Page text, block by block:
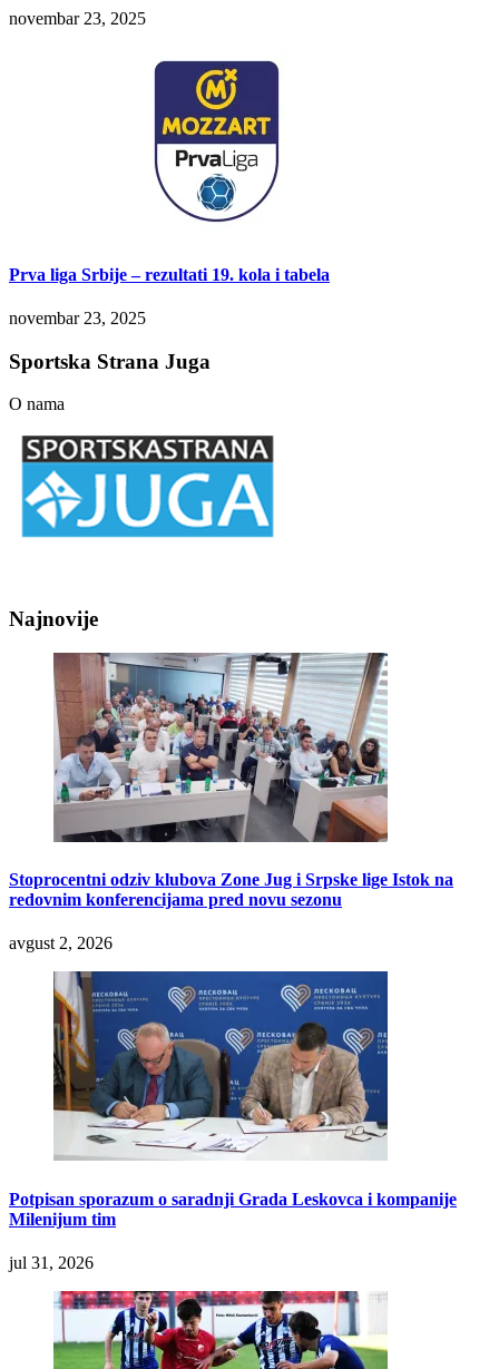
novembar 23, 2025
Prva liga Srbije – rezultati 19. kola i tabela
novembar 23, 2025
Sportska Strana Juga
O nama
Najnovije
Stoprocentni odziv klubova Zone Jug i Srpske lige Istok na
redovnim konferencijama pred novu sezonu
avgust 2, 2026
Potpisan sporazum o saradnji Grada Leskovca i kompanije
Milenijum tim
jul 31, 2026